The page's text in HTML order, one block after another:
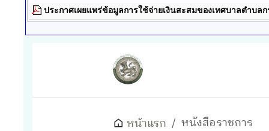
ประกาศเผยแพร่ข้อมูลการใช้จ่ายเงินสะสมของเทศบาลตำบล